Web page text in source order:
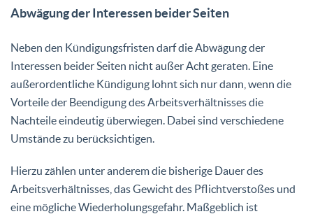
Abwägung der Interessen beider Seiten
Neben den Kündigungsfristen darf die Abwägung der
Interessen beider Seiten nicht außer Acht geraten. Eine
außerordentliche Kündigung lohnt sich nur dann, wenn die
Vorteile der Beendigung des Arbeitsverhältnisses die
Nachteile eindeutig überwiegen. Dabei sind verschiedene
Umstände zu berücksichtigen.
Hierzu zählen unter anderem die bisherige Dauer des
Arbeitsverhältnisses, das Gewicht des Pflichtverstoßes und
eine mögliche Wiederholungsgefahr. Maßgeblich ist